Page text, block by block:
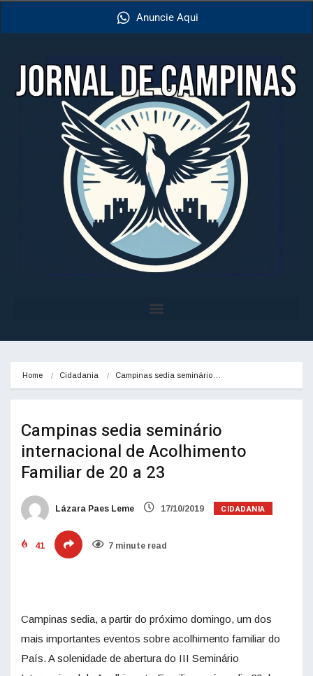
Anuncie Aqui
Home Cidadania Campinas sedia seminário…
Campinas sedia seminário
internacional de Acolhimento
Familiar de 20 a 23
Lázara Paes Leme 17/10/2019 CIDADANIA
41 7 minute read
Campinas sedia, a partir do próximo domingo, um dos
mais importantes eventos sobre acolhimento familiar do
País. A solenidade de abertura do III Seminário